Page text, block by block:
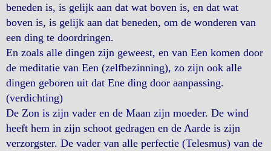
beneden is, is gelijk aan dat wat boven is, en dat wat
boven is, is gelijk aan dat beneden, om de wonderen van
een ding te doordringen.
En zoals alle dingen zijn geweest, en van Een komen door
de meditatie van Een (zelfbezinning), zo zijn ook alle
dingen geboren uit dat Ene ding door aanpassing.
(verdichting)
De Zon is zijn vader en de Maan zijn moeder. De wind
heeft hem in zijn schoot gedragen en de Aarde is zijn
verzorgster. De vader van alle perfectie (Telesmus) van de